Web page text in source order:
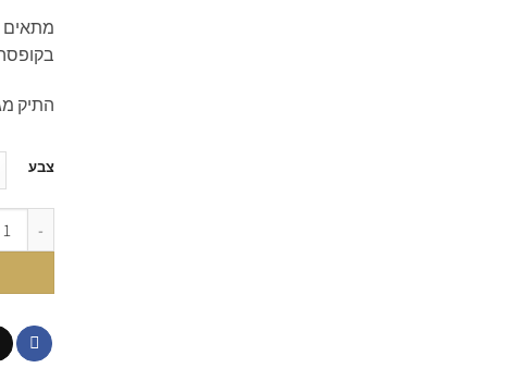
מתאים
התיק
צבע
כמות של Jewelry Roll Light Blue